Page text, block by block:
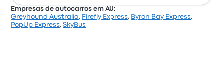
Empresas de autocarros em AU:
Greyhound Australia, Firefly Express, Byron Bay Express,
PopUp Express,SkyBus